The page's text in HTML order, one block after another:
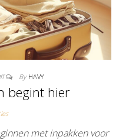
By HAVY
begint hier
met inpakken voor